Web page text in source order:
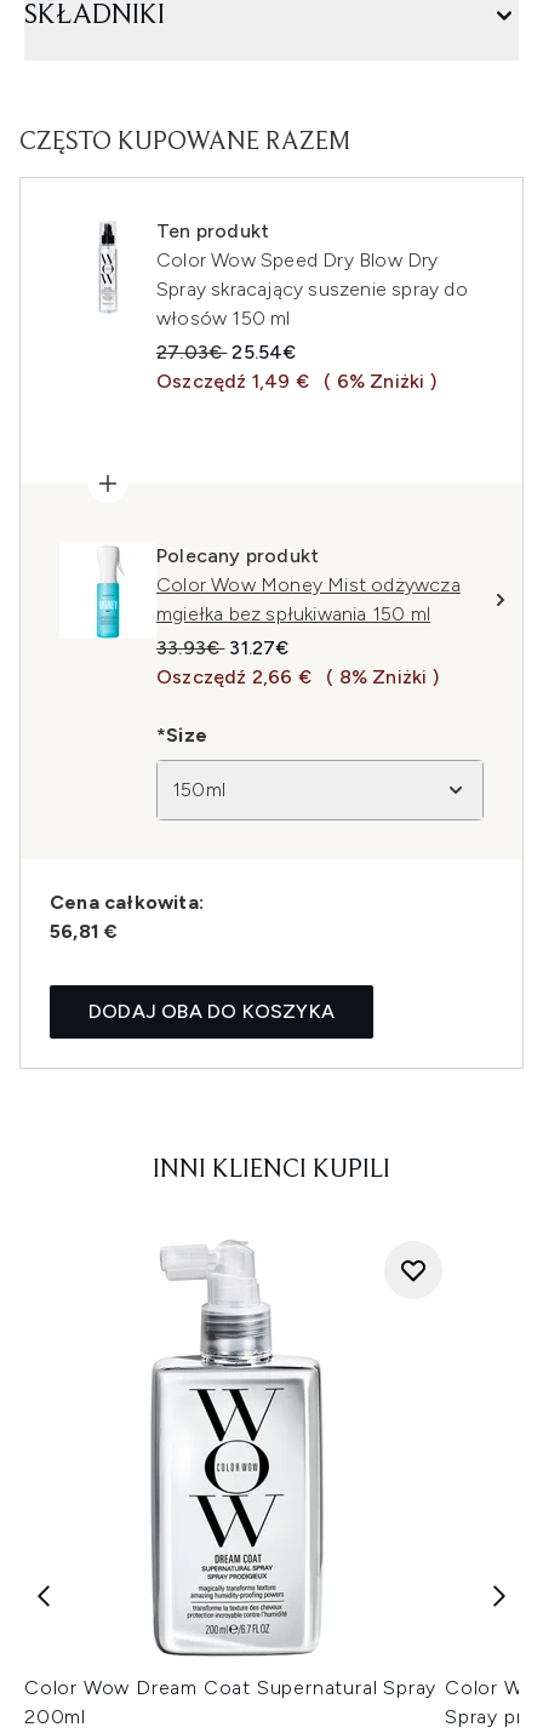
SKŁADNIKI
CZĘSTO KUPOWANE RAZEM
Ten produkt
Color Wow Speed Dry Blow Dry
Spray skracający suszenie spray do
włosów 150 ml
Sugerowana cena detaliczna:
27.03€Aktualna cena:
25.54€
Oszczędź 1,49 €
( 6% Zniżki )
Polecany produkt
Color Wow Money Mist odżywcza
mgiełka bez spłukiwania 150 ml
Sugerowana cena detaliczna:
33.93€ Aktualna cena:
31.27€
Oszczędź 2,66 €
( 8% Zniżki )
*Size
150ml
Cena całkowita:
56,81 €
DODAJ OBA DO KOSZYKA
INNI KLIENCI KUPILI
Color Wow Dream Coat Supernatural Spray
200ml
Color
Spray